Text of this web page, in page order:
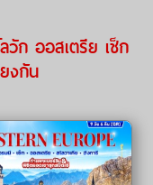
ก ออสเตรีย เช็ก
งกัน